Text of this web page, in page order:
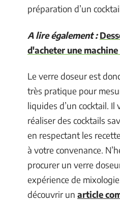
préparation d’un
A lire également :
d'acheter une machine
Le verre doseur est
très pratique pour
liquides d’un cocktail.
réaliser des cocktails
en respectant les
à votre convenance.
procurer un verre
expérience de
découvrir un article